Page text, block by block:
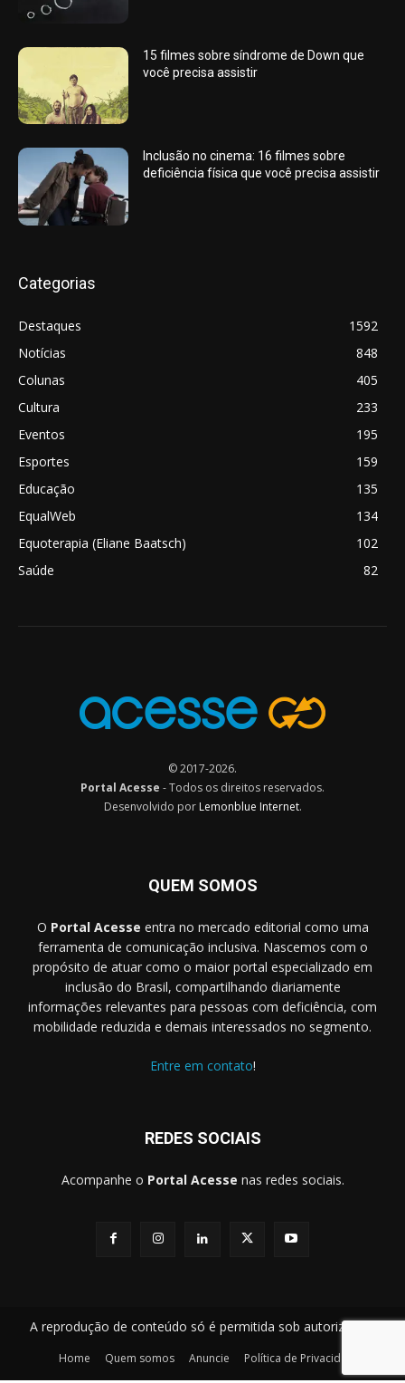
15 filmes sobre síndrome de Down que
você precisa assistir
Inclusão no cinema: 16 filmes sobre
deficiência física que você precisa assistir
Categorias
Destaques
1592
Notícias
848
Colunas
405
Cultura
233
Eventos
195
Esportes
159
Educação
135
EqualWeb
134
Equoterapia (Eliane Baatsch)
102
Saúde
82
© 2017-2026.
Portal Acesse - Todos os direitos reservados.
Desenvolvido por Lemonblue Internet.
QUEM SOMOS
O Portal Acesse entra no mercado editorial como uma
ferramenta de comunicação inclusiva. Nascemos com o
propósito de atuar como o maior portal especializado em
inclusão do Brasil, compartilhando diariamente
informações relevantes para pessoas com deficiência, com
mobilidade reduzida e demais interessados no segmento.
Entre em contato!
REDES SOCIAIS
Acompanhe o Portal Acesse nas redes sociais.
A reprodução de conteúdo só é permitida sob autorização.
Home Quem somos Anuncie Política de Privacidade